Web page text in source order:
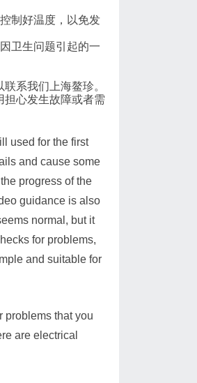
制好温度，以免发
卫生问题引起的一
系我们上海鳌珍。
担心发生故障或者需
used for the first
and cause some
progress of the
guidance is also
normal, but it
for problems,
and suitable for
problems that you
are electrical